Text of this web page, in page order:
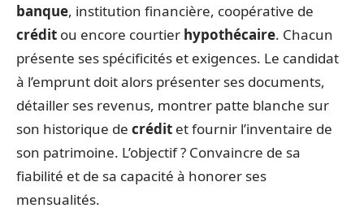
banque, institution financière, coopérative de
crédit ou encore courtier hypothécaire. Chacun
présente ses spécificités et exigences. Le candidat
à l’emprunt doit alors présenter ses documents,
détailler ses revenus, montrer patte blanche sur
son historique de crédit et fournir l’inventaire de
son patrimoine. L’objectif ? Convaincre de sa
fiabilité et de sa capacité à honorer ses
mensualités.